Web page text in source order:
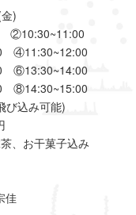
)
込み可能)
干菓子込み